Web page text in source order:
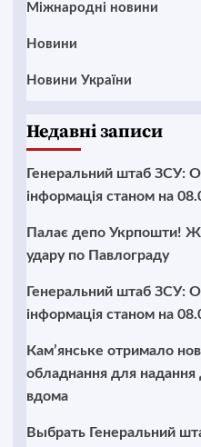
Міжнародні новини
Новини
Новини України
Недавні записи
Генеральний штаб ЗСУ:
інформація станом на
Палає депо Укрпошти!
удару по Павлограду
Генеральний штаб ЗСУ:
інформація станом на
Кам’янське отримало
обладнання для надання
вдома
Выбрать Генеральний